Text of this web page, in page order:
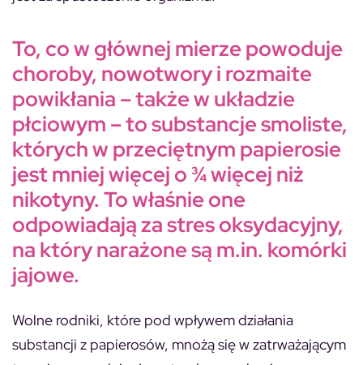
To, co w głównej mierze powoduje
choroby, nowotwory i rozmaite
powikłania – także w układzie
płciowym – to substancje smoliste,
których w przeciętnym papierosie
jest mniej więcej o ¾ więcej niż
nikotyny. To właśnie one
odpowiadają za stres oksydacyjny,
na który narażone są m.in. komórki
jajowe.
Wolne rodniki, które pod wpływem działania
substancji z papierosów, mnożą się w zatrważającym